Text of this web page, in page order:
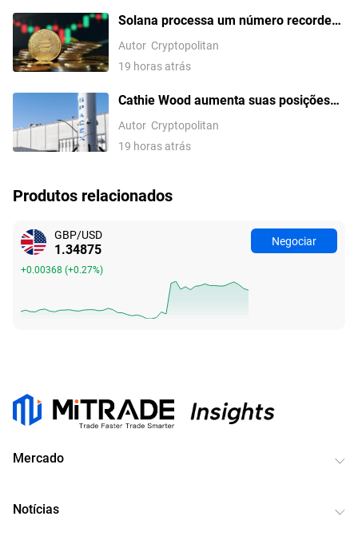
Solana processa um número recorde
de 169,9 milhões de transações em um
único dia
Autor Cryptopolitan
19 horas atrás
Cathie Wood aumenta suas posições
em Circle e SpaceX enquanto as ações
da SpaceX caem 13,6%
Autor Cryptopolitan
19 horas atrás
Produtos relacionados
GBP/USD
1.34875
+0.00368 (+0.27%)
Negociar
Mercado
Notícias